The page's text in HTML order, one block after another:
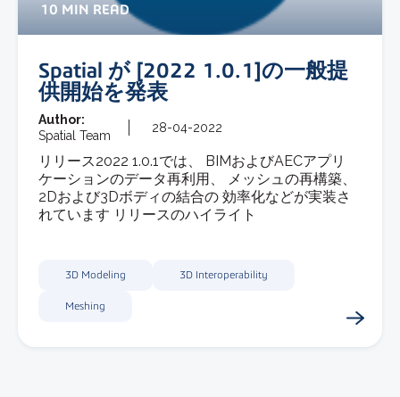
10 MIN READ
Spatial が [2022 1.0.1]の一般提
供開始を発表
Author:
Spatial Team
28-04-2022
リリース2022 1.0.1では、 BIMおよびAECアプリ
ケーションのデータ再利用、 メッシュの再構築、
2Dおよび3Dボディの結合の 効率化などが実装さ
れています リリースのハイライト
3D Modeling 3D Interoperability
Meshing